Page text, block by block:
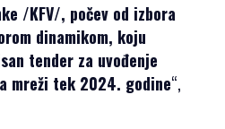
/KFV/, počev od izbora
dinamikom, koju
tender za uvođenje
mreži tek 2024. godine“,